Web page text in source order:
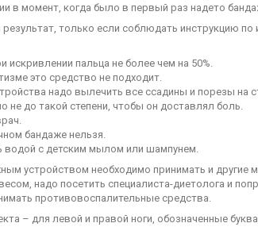
в момент, когда было в первый раз надето
только если соблюдать инструкцию
пальца не более чем на 50%.
это средство не подходит.
надо вылечить все ссадины и порезы на
не до такой степени, чтобы он доставлял боль.
бандаже нельзя.
водой с детским мылом или шампунем.
устройством необходимо принимать и другие
надо посетить специалиста-диетолога и
противовоспалительные средства.
– для левой и правой ноги, обозначенные